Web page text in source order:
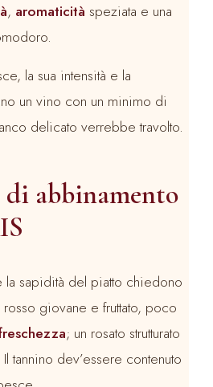
, aromaticità speziata e una
la sua intensità e la
un vino con un minimo di
delicato verrebbe travolto.
abbinamento
la sapidità del piatto chiedono
rosso giovane e fruttato, poco
; un rosato strutturato
tannino dev’essere contenuto